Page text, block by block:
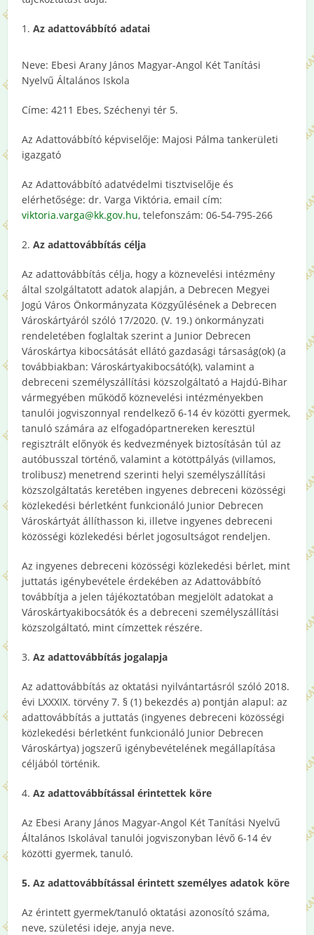
1.Az adattovábbító adatai
Neve: Ebesi Arany János Magyar-Angol Két Tanítási
Nyelvű Általános Iskola
Címe: 4211 Ebes, Széchenyi tér 5.
Az Adattovábbító képviselője: Majosi Pálma tankerületi
igazgató
Az Adattovábbító adatvédelmi tisztviselője és
elérhetősége: dr. Varga Viktória, email cím:
viktoria.varga@kk.gov.hu, telefonszám: 06-54-795-266
2.Az adattovábbítás célja
Az adattovábbítás célja, hogy a köznevelési intézmény
által szolgáltatott adatok alapján, a Debrecen Megyei
Jogú Város Önkormányzata Közgyűlésének a Debrecen
Városkártyáról szóló 17/2020. (V. 19.) önkormányzati
rendeletében foglaltak szerint a Junior Debrecen
Városkártya kibocsátását ellátó gazdasági társaság(ok) (a
továbbiakban: Városkártyakibocsátó(k), valamint a
debreceni személyszállítási közszolgáltató a Hajdú-Bihar
vármegyében működő köznevelési intézményekben
tanulói jogviszonnyal rendelkező 6-14 év közötti gyermek,
tanuló számára az elfogadópartnereken keresztül
regisztrált előnyök és kedvezmények biztosításán túl az
autóbusszal történő, valamint a kötöttpályás (villamos,
trolibusz) menetrend szerinti helyi személyszállítási
közszolgáltatás keretében ingyenes debreceni közösségi
közlekedési bérletként funkcionáló Junior Debrecen
Városkártyát állíthasson ki, illetve ingyenes debreceni
közösségi közlekedési bérlet jogosultságot rendeljen.
Az ingyenes debreceni közösségi közlekedési bérlet, mint
juttatás igénybevétele érdekében az Adattovábbító
továbbítja a jelen tájékoztatóban megjelölt adatokat a
Városkártyakibocsátók és a debreceni személyszállítási
közszolgáltató, mint címzettek részére.
3.Az adattovábbítás jogalapja
Az adattovábbítás az oktatási nyilvántartásról szóló 2018.
évi LXXXIX. törvény 7. § (1) bekezdés a) pontján alapul: az
adattovábbítás a juttatás (ingyenes debreceni közösségi
közlekedési bérletként funkcionáló Junior Debrecen
Városkártya) jogszerű igénybevételének megállapítása
céljából történik.
4.Az adattovábbítással érintettek köre
Az Ebesi Arany János Magyar-Angol Két Tanítási Nyelvű
Általános Iskolával tanulói jogviszonyban lévő 6-14 év
közötti gyermek, tanuló.
5. Az adattovábbítással érintett személyes adatok köre
Az érintett gyermek/tanuló oktatási azonosító száma,
neve, születési ideje, anyja neve.